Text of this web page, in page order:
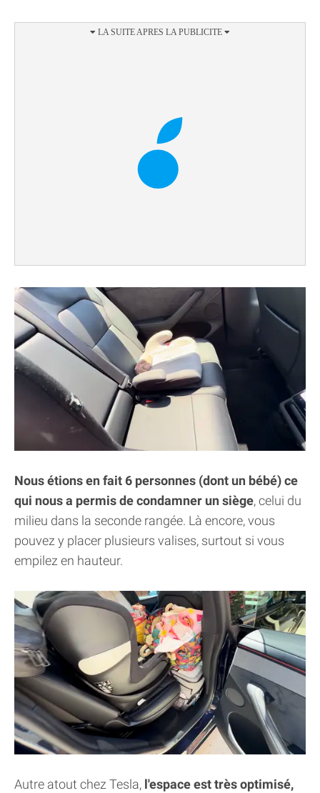
Nous étions en fait 6 personnes (dont un bébé) ce
qui nous a permis de condamner un siège, celui du
milieu dans la seconde rangée. Là encore, vous
pouvez y placer plusieurs valises, surtout si vous
empilez en hauteur.
Autre atout chez Tesla, l'espace est très optimisé,